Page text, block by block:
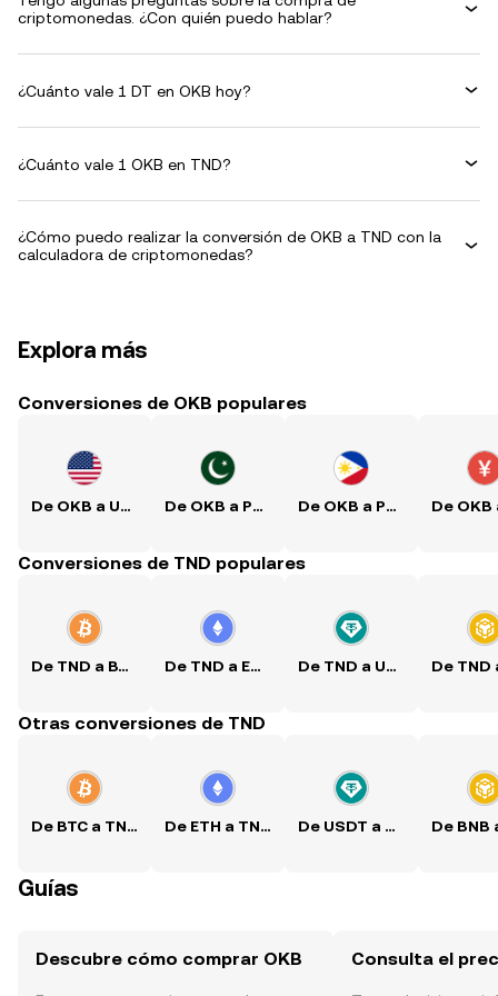
criptomonedas. ¿Con quién puedo hablar?
¿Cuánto vale 1 DT en OKB hoy?
¿Cuánto vale 1 OKB en TND?
¿Cómo puedo realizar la conversión de OKB a TND con la
calculadora de criptomonedas?
Explora más
Conversiones de OKB populares
De OKB a USD De OKB a PKR De OKB a PHP
Conversiones de TND populares
De TND a BTC De TND a ETH De TND a USDT
Otras conversiones de TND
De BTC a TND De ETH a TND De USDT a TND
Guías
Descubre cómo comprar OKB Consulta el